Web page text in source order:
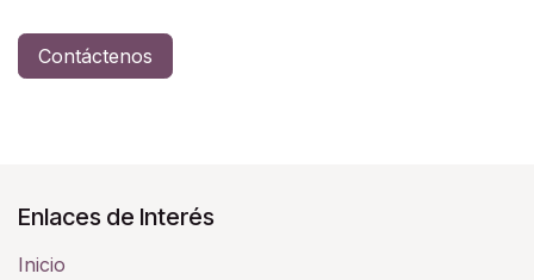
Contáctenos
Enlaces de Interés
Inicio